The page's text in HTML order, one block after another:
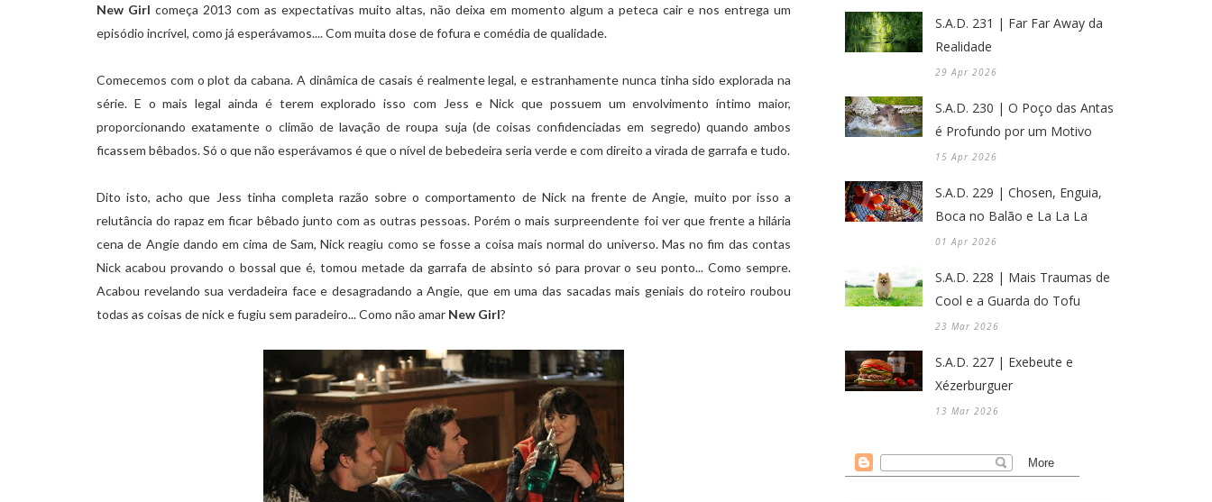
New Girl começa 2013 com as expectativas muito altas, não deixa em momento algum a peteca cair e nos entrega um
episódio incrível, como já esperávamos.... Com muita dose de fofura e comédia de qualidade.
Comecemos com o plot da cabana. A dinâmica de casais é realmente legal, e estranhamente nunca tinha sido explorada na
série. E o mais legal ainda é terem explorado isso com Jess e Nick que possuem um envolvimento íntimo maior,
proporcionando exatamente o climão de lavação de roupa suja (de coisas confidenciadas em segredo) quando ambos
ficassem bêbados. Só o que não esperávamos é que o nível de bebedeira seria verde e com direito a virada de garrafa e tudo.
Dito isto, acho que Jess tinha completa razão sobre o comportamento de Nick na frente de Angie, muito por isso a
relutância do rapaz em ficar bêbado junto com as outras pessoas. Porém o mais surpreendente foi ver que frente a hilária
cena de Angie dando em cima de Sam, Nick reagiu como se fosse a coisa mais normal do universo. Mas no fim das contas
Nick acabou provando o bossal que é, tomou metade da garrafa de absinto só para provar o seu ponto... Como sempre.
Acabou revelando sua verdadeira face e desagradando a Angie, que em uma das sacadas mais geniais do roteiro roubou
todas as coisas de nick e fugiu sem paradeiro... Como não amar New Girl?
S.A.D. 231 | Far Far Away da
Realidade
29 Apr 2026
S.A.D. 230 | O Poço das Antas
é Profundo por um Motivo
15 Apr 2026
S.A.D. 229 | Chosen, Enguia,
Boca no Balão e La La La
01 Apr 2026
S.A.D. 228 | Mais Traumas de
Cool e a Guarda do Tofu
23 Mar 2026
S.A.D. 227 | Exebeute e
Xézerburguer
13 Mar 2026